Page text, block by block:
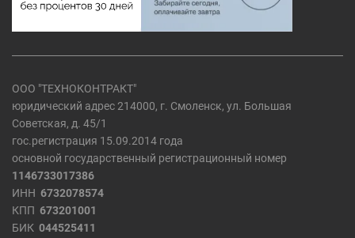
ООО "ТЕХНОКОНТРАКТ"
юридический адрес 214000, г. Смоленск, ул. Большая
Советская, д. 45/1
гос.регистрация 15.09.2014 года
основной государственный регистрационный номер
1146733017386
ИНН 6732078574
КПП 673201001
БИК 044525411